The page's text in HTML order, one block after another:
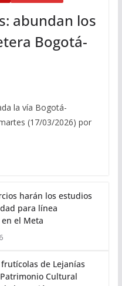
abundan los
Bogotá-
la vía Bogotá-
(17/03/2026) por
harán los estudios
para línea
el Meta
de Lejanías
Cultural